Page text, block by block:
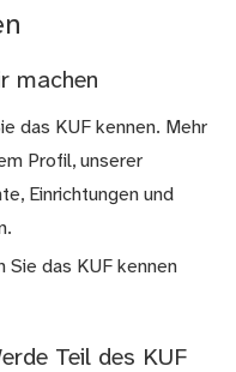
machen
das KUF kennen. Mehr
Profil, unserer
Einrichtungen und
Sie das KUF kennen
Teil des KUF